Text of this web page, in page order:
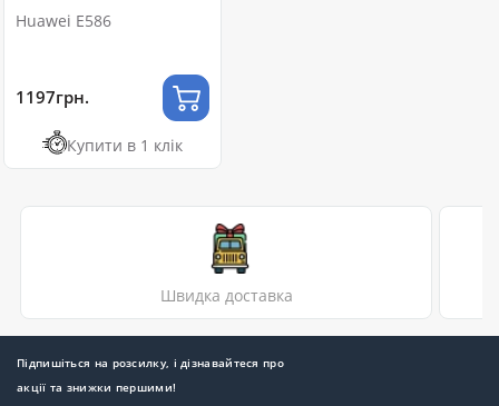
Huawei E586
1197грн.
Купити в 1 клік
Швидка доставка
Підпишіться на розсилку, і дізнавайтеся про
акції та знижки першими!